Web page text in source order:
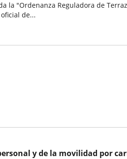
la "Ordenanza Reguladora de
de...
y de la movilidad por